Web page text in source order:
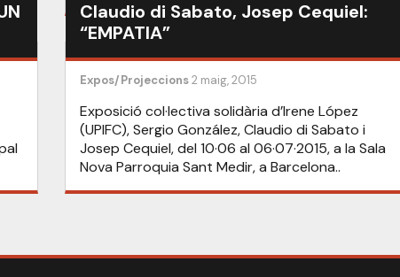
Claudio di Sabato, Josep Cequiel:
“EMPATIA”
Expos/Projeccions2 maig, 2015
Exposició col·lectiva solidària d’Irene López
(UPIFC), Sergio González, Claudio di Sabato i
Josep Cequiel, del 10·06 al 06·07·2015, a la Sala
Nova Parroquia Sant Medir, a Barcelona..